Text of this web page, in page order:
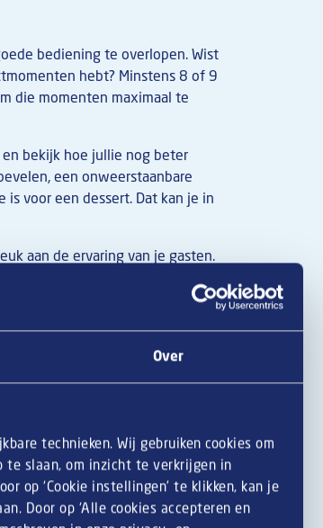
Over
technieken. Wij gebruiken cookies om
te slaan, om inzicht te verkrijgen in
op ‘Cookie instellingen’ te klikken, kan je
Door op ‘Alle cookies accepteren en
bediening te overlopen. Wist
hebt? Minstens 8 of 9
die momenten maximaal te
bekijk hoe jullie nog beter
een onweerstaanbare
voor een dessert. Dat kan je in
aan de ervaring van je gasten.
Hoe meer je personeel weet
en om nieuwe dingen uit te
voor jou als ondernemer.
goedgevuldeborrelplankvol